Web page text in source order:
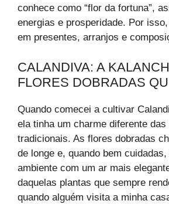
conhece como “flor da fortuna”,
energias e prosperidade. Por
em presentes, arranjos e
CALANDIVA: A
FLORES DOBRADAS
Quando comecei a cultivar
ela tinha um charme diferente das
tradicionais. As flores dobradas
de longe e, quando bem
ambiente com um ar mais
daquelas plantas que sempre
quando alguém visita a minha